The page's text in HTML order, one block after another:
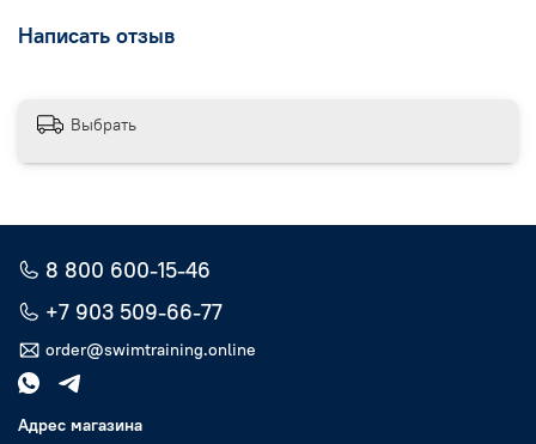
Написать отзыв
Выбрать
8 800 600-15-46
+7 903 509-66-77
order@swimtraining.online
Адрес магазина